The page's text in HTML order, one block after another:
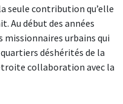
seule contribution qu’elle
Au début des années
missionnaires urbains qui
déshérités de la
collaboration avec la